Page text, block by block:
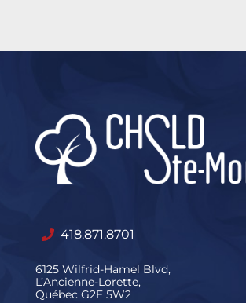
418.871.8701
6125 Wilfrid-Hamel Blvd,
L’Ancienne-Lorette,
Québec G2E 5W2